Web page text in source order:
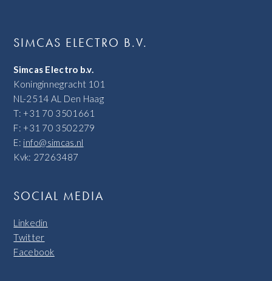
SIMCAS ELECTRO B.V.
Simcas Electro b.v.
Koninginnegracht 101
NL-2514 AL Den Haag
T: +31 70 3501661
F: +31 70 3502279
E: info@simcas.nl
Kvk: 27263487
SOCIAL MEDIA
Linkedin
Twitter
Facebook